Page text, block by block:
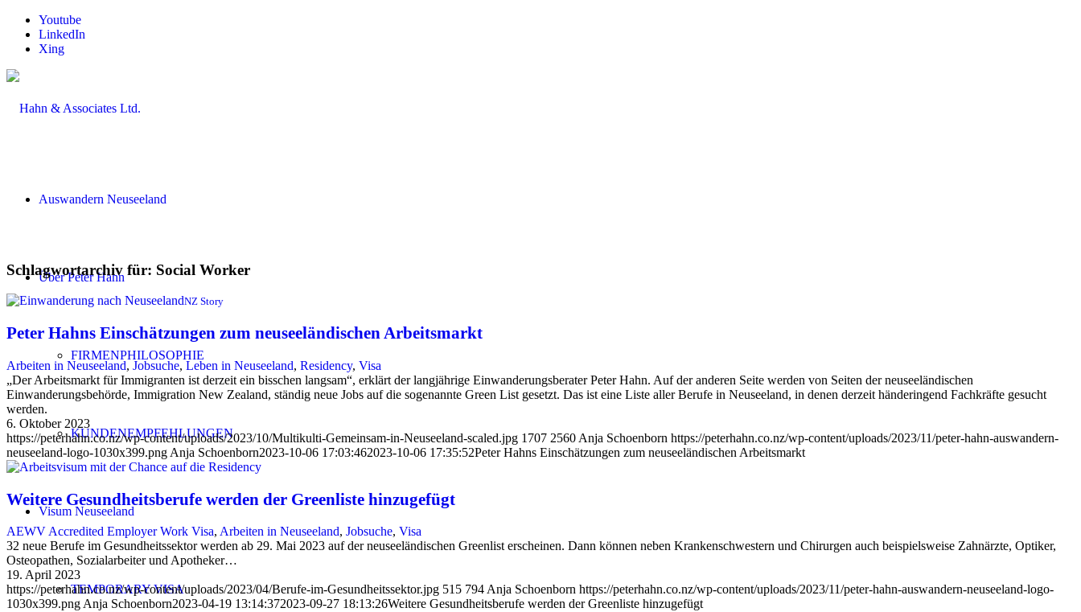
Youtube
LinkedIn
Xing
Auswandern Neuseeland
Über Peter Hahn
FIRMENPHILOSOPHIE
KUNDENEMPFEHLUNGEN
Visum Neuseeland
TEMPORARY VISA
Schlagwortarchiv für: Social Worker
NZ Story
Peter Hahns Einschätzungen zum neuseeländischen Arbeitsmarkt
Arbeiten in Neuseeland, Jobsuche, Leben in Neuseeland, Residency, Visa
„Der Arbeitsmarkt für Immigranten ist derzeit ein bisschen langsam“, erklärt der langjährige Einwanderungsberater Peter Hahn. Auf der anderen Seite werden von Seiten der neuseeländischen
Einwanderungsbehörde, Immigration New Zealand, ständig neue Jobs auf die sogenannte Green List gesetzt. Das ist eine Liste aller Berufe in Neuseeland, in denen derzeit händeringend Fachkräfte gesucht
werden.
6. Oktober 2023
https://peterhahn.co.nz/wp-content/uploads/2023/10/Multikulti-Gemeinsam-in-Neuseeland-scaled.jpg 1707 2560 Anja Schoenborn https://peterhahn.co.nz/wp-content/uploads/2023/11/peter-hahn-auswandern-
neuseeland-logo-1030x399.png Anja Schoenborn2023-10-06 17:03:462023-10-06 17:35:52Peter Hahns Einschätzungen zum neuseeländischen Arbeitsmarkt
Weitere Gesundheitsberufe werden der Greenliste hinzugefügt
AEWV Accredited Employer Work Visa, Arbeiten in Neuseeland, Jobsuche, Visa
32 neue Berufe im Gesundheitssektor werden ab 29. Mai 2023 auf der neuseeländischen Greenlist erscheinen. Dann können neben Krankenschwestern und Chirurgen auch beispielsweise Zahnärzte, Optiker,
Osteopathen, Sozialarbeiter und Apotheker…
19. April 2023
https://peterhahn.co.nz/wp-content/uploads/2023/04/Berufe-im-Gesundheitssektor.jpg 515 794 Anja Schoenborn https://peterhahn.co.nz/wp-content/uploads/2023/11/peter-hahn-auswandern-neuseeland-logo-
1030x399.png Anja Schoenborn2023-04-19 13:14:372023-09-27 18:13:26Weitere Gesundheitsberufe werden der Greenliste hinzugefügt